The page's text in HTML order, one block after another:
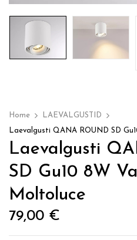
Home
LAEVALGUSTID
Laevalgusti QANA ROUND SD
Laevalgusti
SD Gu10 8W
Moltoluce
79,00 €